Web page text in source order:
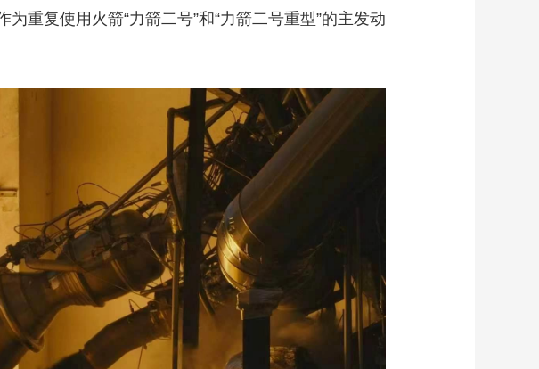
重复使用火箭“力箭二号”和“力箭二号重型”的主发动